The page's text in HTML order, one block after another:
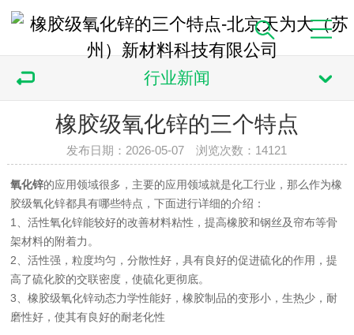
行业新闻
橡胶级氧化锌的三个特点
发布日期：2026-05-07 浏览次数： 14121
氧化锌的应用领域很多，主要的应用领域就是化工行业，那么作为橡
胶级氧化锌都具有哪些特点，下面进行详细的介绍：
1、活性氧化锌能较好的改善材料粘性，提高橡胶和钢丝及帘布等骨
架材料的附着力。
2、活性强，粒度均匀，分散性好，具有良好的促进硫化的作用，提
高了硫化胶的交联密度，使硫化更彻底。
3、橡胶级氧化锌动态力学性能好，橡胶制品的变形小，生热少，耐
磨性好，使其有良好的耐老化性